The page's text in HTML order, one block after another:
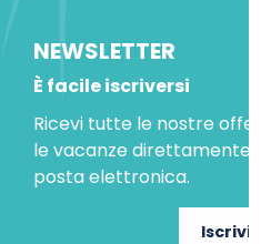
NEWSLETTER
È facile iscriversi
Ricevi tutte le nostre
le vacanze direttamente
posta elettronica.
Iscriviti